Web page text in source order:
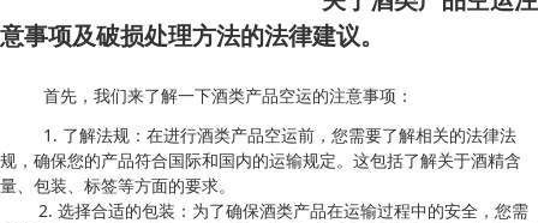
意事项及破损处理方法的法律建议。
首先，我们来了解一下酒类产品空运的注意事项：
1. 了解法规：在进行酒类产品空运前，您需要了解相关的法律法
规，确保您的产品符合国际和国内的运输规定。这包括了解关于酒精含
量、包装、标签等方面的要求。
2. 选择合适的包装：为了确保酒类产品在运输过程中的安全，您需